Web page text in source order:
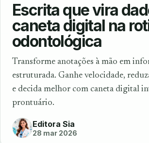
Escrita que vira
caneta digital na
odontológica
Transforme anotações à mão em
estruturada. Ganhe velocidade,
e decida melhor com caneta digital
prontuário.
Editora Sia
28 mar 2026